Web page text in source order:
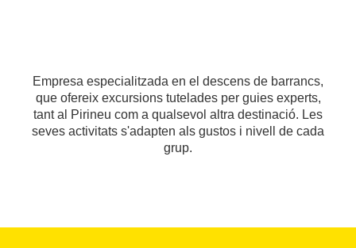
Empresa especialitzada en el descens de barrancs,
que ofereix excursions tutelades per guies experts,
tant al Pirineu com a qualsevol altra destinació. Les
seves activitats s'adapten als gustos i nivell de cada
grup.